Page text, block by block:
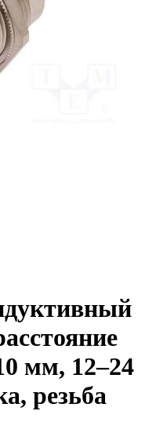
мм, 12–24
резьба